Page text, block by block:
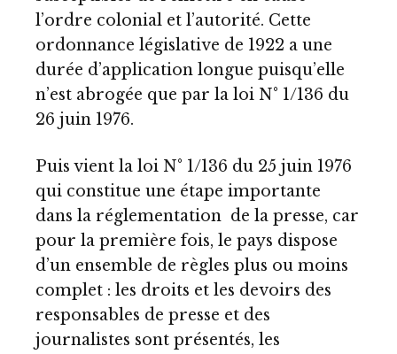
l’ordre colonial et l’autorité. Cette
ordonnance législative de 1922 a une
durée d’application longue puisqu’elle
n’est abrogée que par la loi N° 1/136 du
26 juin 1976.
Puis vient la loi N° 1/136 du 25 juin 1976
qui constitue une étape importante
dans la réglementation de la presse, car
pour la première fois, le pays dispose
d’un ensemble de règles plus ou moins
complet : les droits et les devoirs des
responsables de presse et des
journalistes sont présentés, les